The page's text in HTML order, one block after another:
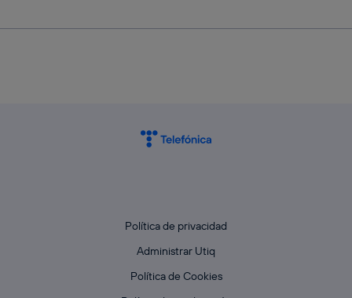
Política de privacidad
Administrar Utiq
Política de Cookies